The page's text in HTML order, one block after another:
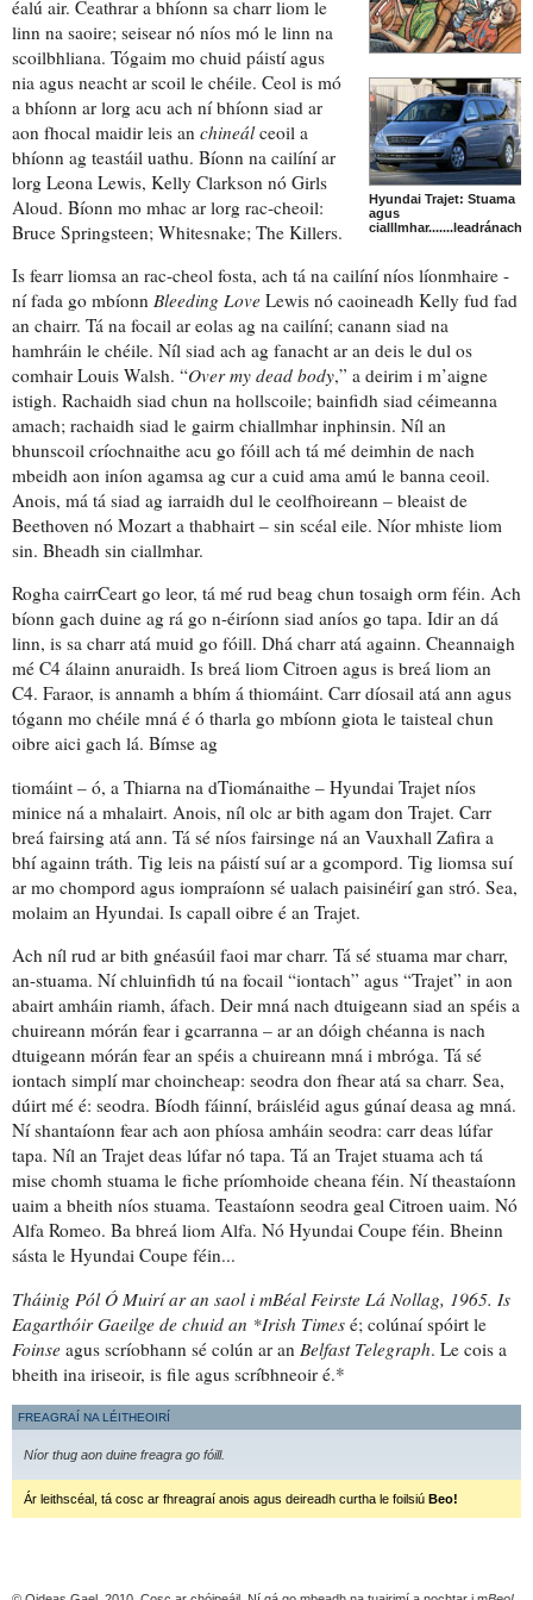
Hyundai Trajet: Stuama
agus
cialllmhar.......leadránach?
éalú air. Ceathrar a bhíonn sa charr liom le
linn na saoire; seisear nó níos mó le linn na
scoilbhliana. Tógaim mo chuid páistí agus
nia agus neacht ar scoil le chéile. Ceol is mó
a bhíonn ar lorg acu ach ní bhíonn siad ar
aon fhocal maidir leis an chineálceoil a
bhíonn ag teastáil uathu. Bíonn na cailíní ar
lorg Leona Lewis, Kelly Clarkson nó Girls
Aloud. Bíonn mo mhac ar lorg rac-cheoil:
Bruce Springsteen; Whitesnake; The Killers.
Is fearr liomsa an rac-cheol fosta, ach tá na cailíní níos líonmhaire -
ní fada go mbíonn Bleeding Love Lewis nó caoineadh Kelly fud fad
an chairr. Tá na focail ar eolas ag na cailíní; canann siad na
hamhráin le chéile. Níl siad ach ag fanacht ar an deis le dul os
comhair Louis Walsh. “Over my dead body,” a deirim i m’aigne
istigh. Rachaidh siad chun na hollscoile; bainfidh siad céimeanna
amach; rachaidh siad le gairm chiallmhar inphinsin. Níl an
bhunscoil críochnaithe acu go fóill ach tá mé deimhin de nach
mbeidh aon iníon agamsa ag cur a cuid ama amú le banna ceoil.
Anois, má tá siad ag iarraidh dul le ceolfhoireann – bleaist de
Beethoven nó Mozart a thabhairt – sin scéal eile. Níor mhiste liom
sin. Bheadh sin ciallmhar.
Rogha cairrCeart go leor, tá mé rud beag chun tosaigh orm féin. Ach
bíonn gach duine ag rá go n-éiríonn siad aníos go tapa. Idir an dá
linn, is sa charr atá muid go fóill. Dhá charr atá againn. Cheannaigh
mé C4 álainn anuraidh. Is breá liom Citroen agus is breá liom an
C4. Faraor, is annamh a bhím á thiomáint. Carr díosail atá ann agus
tógann mo chéile mná é ó tharla go mbíonn giota le taisteal chun
oibre aici gach lá. Bímse ag
tiomáint – ó, a Thiarna na dTiománaithe – Hyundai Trajet níos
minice ná a mhalairt. Anois, níl olc ar bith agam don Trajet. Carr
breá fairsing atá ann. Tá sé níos fairsinge ná an Vauxhall Zafira a
bhí againn tráth. Tig leis na páistí suí ar a gcompord. Tig liomsa suí
ar mo chompord agus iompraíonn sé ualach paisinéirígan stró. Sea,
molaim an Hyundai. Is capall oibre é an Trajet.
Ach níl rud ar bith gnéasúil faoi mar charr. Tá sé stuama mar charr,
an-stuama. Ní chluinfidh tú na focail “iontach” agus “Trajet” in aon
abairt amháin riamh, áfach. Deir mná nach dtuigeann siad an spéis a
chuireann mórán fear i gcarranna – ar an dóigh chéanna is nach
dtuigeann mórán fear an spéis a chuireann mná i mbróga. Tá sé
iontach simplí mar choincheap: seodra don fhear atá sa charr. Sea,
dúirt mé é: seodra. Bíodh fáinní, bráisléid agus gúnaí deasa ag mná.
Ní shantaíonn fear ach aon phíosa amháin seodra: carr deas lúfar
tapa. Níl an Trajet deas lúfar nó tapa. Tá an Trajet stuama ach tá
mise chomh stuama le fiche príomhoide cheana féin. Ní theastaíonn
uaim a bheith níos stuama. Teastaíonn seodra geal Citroen uaim. Nó
Alfa Romeo. Ba bhreá liom Alfa. Nó Hyundai Coupe féin. Bheinn
sásta le Hyundai Coupe féin...
Tháinig Pól Ó Muirí ar an saol i mBéal Feirste Lá Nollag, 1965. Is
Eagarthóir Gaeilge de chuid an *Irish Times é; colúnaí spóirt le
Foinse agus scríobhann sé colún ar an Belfast Telegraph. Le cois a
bheith ina iriseoir, is file agus scríbhneoir é.*
FREAGRAÍ NA LÉITHEOIRÍ